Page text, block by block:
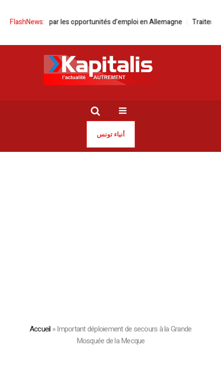
FlashNews:
attirés par les opportunités d’emploi en Allemagne Traitement
أنباء تونس
Accueil »Important déploiement de secours à la Grande
Mosquée de la Mecque